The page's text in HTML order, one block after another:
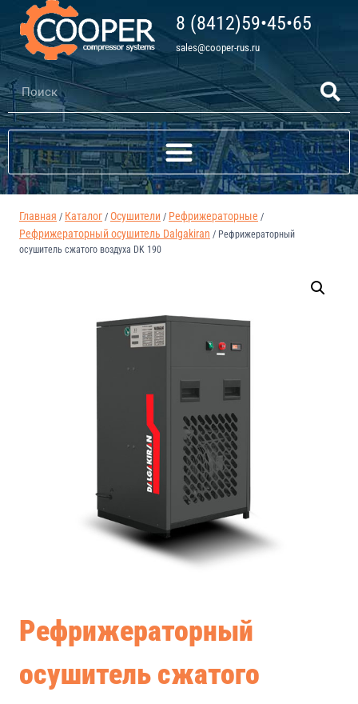
8 (8412)59•45•65
sales@cooper-rus.ru
Главная / Каталог / Осушители / Рефрижераторные /
Рефрижераторный осушитель Dalgakiran / Рефрижераторный
осушитель сжатого воздуха DK 190
Рефрижераторный
осушитель сжатого